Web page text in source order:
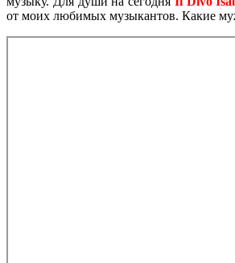
от моих любимых музыкантов. Какие